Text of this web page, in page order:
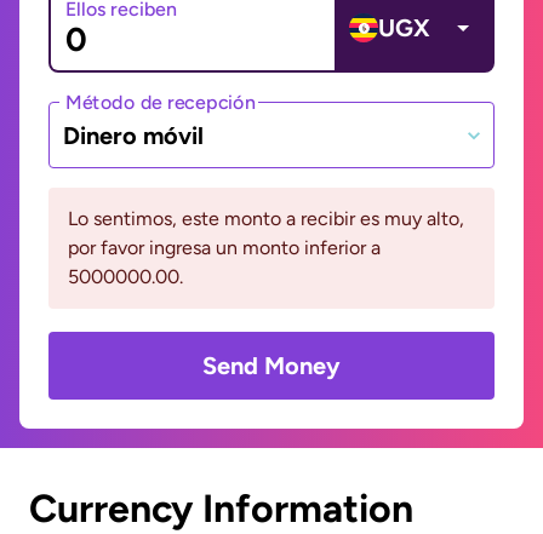
Ellos reciben
UGX
Método de recepción
Dinero móvil
Lo sentimos, este monto a recibir es muy alto,
por favor ingresa un monto inferior a
5000000.00.
Send Money
Currency Information